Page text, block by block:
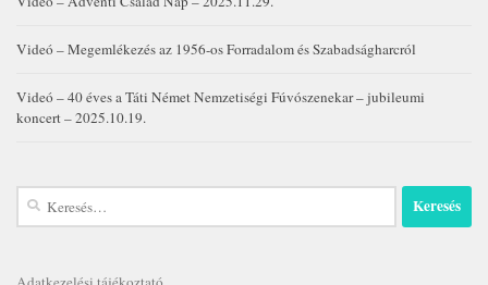
Videó – Megemlékezés az 1956-os Forradalom és Szabadságharcról
Videó – 40 éves a Táti Német Nemzetiségi Fúvószenekar – jubileumi
koncert – 2025.10.19.
Keresés: